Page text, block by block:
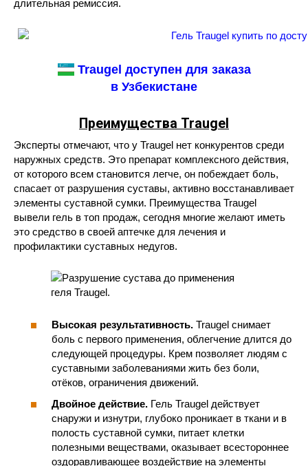
длительная ремиссия.
Traugel доступен для заказа
в Узбекистане
Преимущества Traugel
Эксперты отмечают, что у Traugel нет конкурентов среди
наружных средств. Это препарат комплексного действия,
от которого всем становится легче, он побеждает боль,
спасает от разрушения суставы, активно восстанавливает
элементы суставной сумки. Преимущества Traugel
вывели гель в топ продаж, сегодня многие желают иметь
это средство в своей аптечке для лечения и
профилактики суставных недугов.
Высокая результативность. Traugel снимает
боль с первого применения, облегчение длится до
следующей процедуры. Крем позволяет людям с
суставными заболеваниями жить без боли,
отёков, ограничения движений.
Двойное действие. Гель Traugel действует
снаружи и изнутри, глубоко проникает в ткани и в
полость суставной сумки, питает клетки
полезными веществами, оказывает всестороннее
оздоравливающее воздействие на элементы